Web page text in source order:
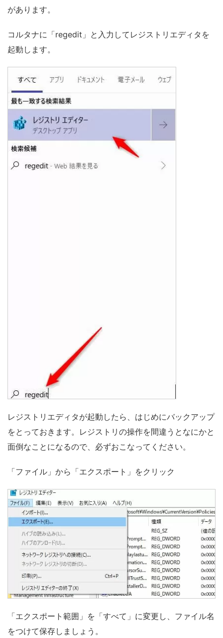
があります。
コルタナに「regedit」と入力してレジストリエディタを
起動します。
レジストリエディタが起動したら、はじめにバックアップ
をとっておきます。レジストリの操作を間違うとなにかと
面倒なことになるので、必ずおこなってください。
「ファイル」から「エクスポート」をクリック
「エクスポート範囲」を「すべて」に変更し、ファイル名
をつけて保存しましょう。